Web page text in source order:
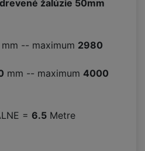
drevené žalúzie 50mm
mm -- maximum 2980
mm -- maximum 4000
= 6.5 Metre